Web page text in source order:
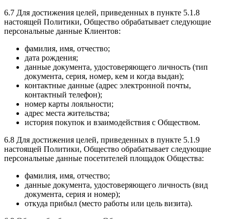
6.7 Для достижения целей, приведенных в пункте 5.1.8
настоящей Политики, Общество обрабатывает следующие
персональные данные Клиентов:
фамилия, имя, отчество;
дата рождения;
данные документа, удостоверяющего личность (тип
документа, серия, номер, кем и когда выдан);
контактные данные (адрес электронной почты,
контактный телефон);
номер карты лояльности;
адрес места жительства;
история покупок и взаимодействия с Обществом.
6.8 Для достижения целей, приведенных в пункте 5.1.9
настоящей Политики, Общество обрабатывает следующие
персональные данные посетителей площадок Общества:
фамилия, имя, отчество;
данные документа, удостоверяющего личность (вид
документа, серия и номер);
откуда прибыл (место работы или цель визита).